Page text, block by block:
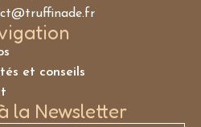
et conseils
la Newsletter